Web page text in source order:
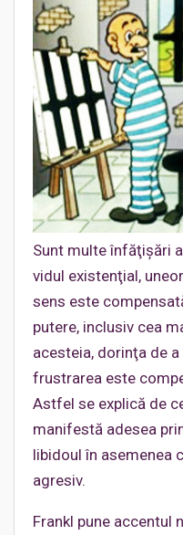
Sunt multe înfăţişări
vidul existenţial,
sens este
putere, inclusiv cea
acesteia, dorinţa de
frustrarea este
Astfel se explică de
manifestă adesea
libidoul în asemenea
agresiv.
Frankl pune accentul